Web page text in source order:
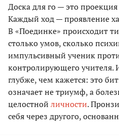
Доска для го — это
Каждый ход — проявление
В «Поединке» происходит
столько умов, сколько
импульсивный ученик
контролирующего учителя.
глубже, чем кажется: это
означает не триумф, а
целостной личности.
себя через другого,